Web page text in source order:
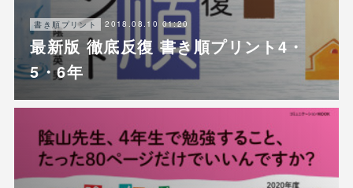
書き順プリント 2018.08.10 01:20
最新版 徹底反復 書き順プリント4・
5・6年